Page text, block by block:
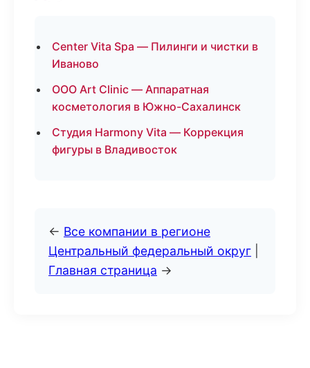
Center Vita Spa — Пилинги и чистки в
Иваново
ООО Art Clinic — Аппаратная
косметология в Южно-Сахалинск
Студия Harmony Vita — Коррекция
фигуры в Владивосток
← Все компании в регионе
Центральный федеральный округ
Главная страница →